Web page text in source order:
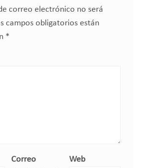
correo electrónico no será
campos obligatorios están
*
Correo
Web